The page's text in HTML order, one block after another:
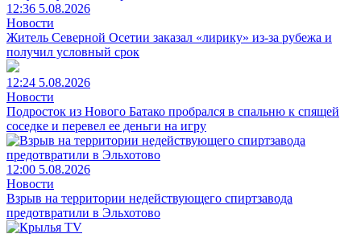
12:36 5.08.2026
Новости
Житель Северной Осетии заказал «лирику» из-за рубежа и
получил условный срок
12:24 5.08.2026
Новости
Подросток из Нового Батако пробрался в спальню к спящей
соседке и перевел ее деньги на игру
12:00 5.08.2026
Новости
Взрыв на территории недействующего спиртзавода
предотвратили в Эльхотово